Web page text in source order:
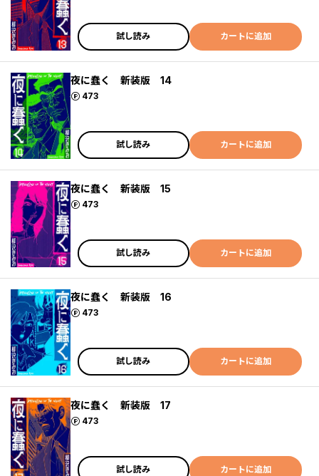
試し読み カートに追加
夜に蠢く 新装版 14
473
ポイント
試し読み カートに追加
夜に蠢く 新装版 15
473
ポイント
試し読み カートに追加
夜に蠢く 新装版 16
473
ポイント
試し読み カートに追加
夜に蠢く 新装版 17
473
ポイント
試し読み カートに追加